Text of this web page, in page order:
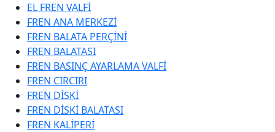
EL FREN VALFİ
FREN ANA MERKEZİ
FREN BALATA PERÇİNİ
FREN BALATASI
FREN BASINÇ AYARLAMA VALFİ
FREN CIRCIRI
FREN DİSKİ
FREN DİSKİ BALATASI
FREN KALİPERİ